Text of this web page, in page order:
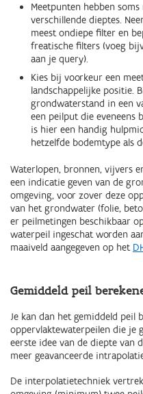
Meetpunten hebben
verschillende dieptes.
meest ondiepe filter en
freatische filters (voeg
aan je query).
Kies bij voorkeur een
landschappelijke positie.
grondwaterstand in een
een peilput die eveneens
is hier een handig
hetzelfde bodemtype als
Waterlopen, bronnen, vijvers
een indicatie geven van de
omgeving, voor zover deze
van het grondwater (folie,
er peilmetingen beschikbaar
waterpeil ingeschat worden
maaiveld aangegeven op het
Gemiddeld peil
Je kan dan het gemiddeld peil
oppervlaktewaterpeilen die je
eerste idee van de diepte van
meer geavanceerde
De interpolatietechniek